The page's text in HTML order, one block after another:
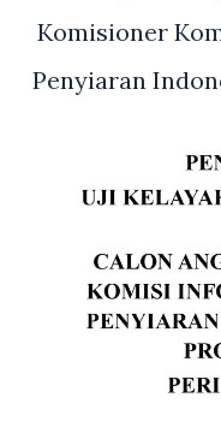
Komisioner
Penyiaran